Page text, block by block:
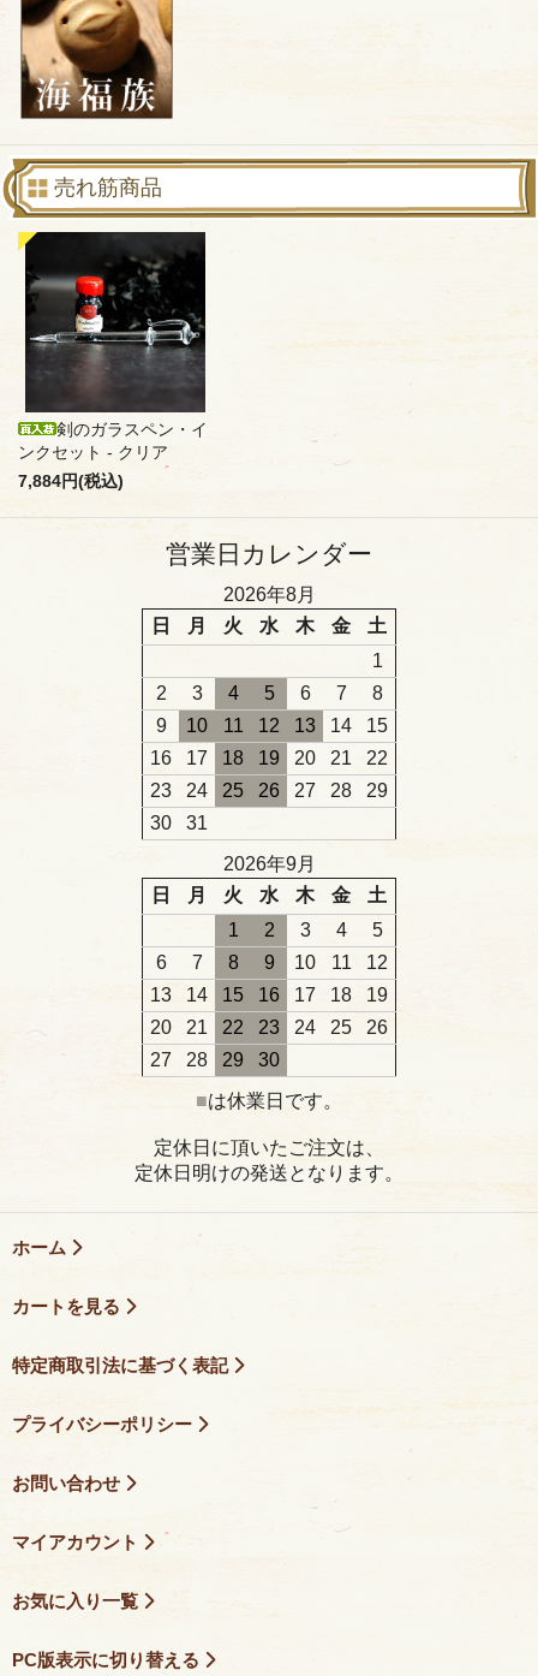
売れ筋商品
剣のガラスペン・イ
ンクセット - クリア
7,884円(税込)
営業日カレンダー
2026年8月
日
月 火 水 木 金
土
1
2
3 4 5 6 7
8
9
10 11 12 13 14
15
16
17 18 19 20 21
22
23
24 25 26 27 28
29
30
31
2026年9月
日
月 火 水 木 金
土
1
2 3 4
5
6
7 8 9 10 11
12
13
14 15 16 17 18
19
20
21 22 23 24 25
26
27
28 29
30
■は休業日です。
定休日に頂いたご注文は、
定休日明けの発送となります。
ホーム
カートを見る
特定商取引法に基づく表記
プライバシーポリシー
お問い合わせ
マイアカウント
お気に入り一覧
PC版表示に切り替える